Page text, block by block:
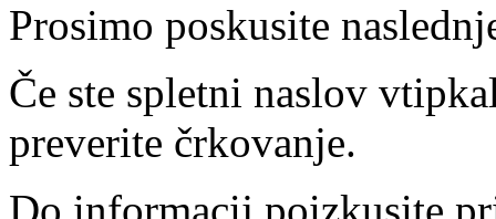
Prosimo poskusite
Če ste spletni naslov
preverite črkovanje.